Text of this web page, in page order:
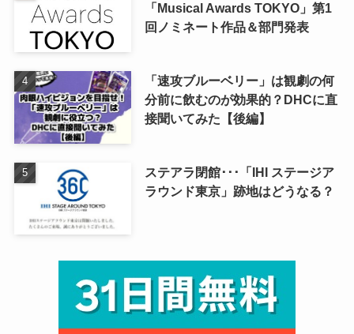
「Musical Awards TOKYO」第1
回ノミネート作品＆部門発表
「速攻ブルーベリー」は観劇の何
分前に飲むのが効果的？DHCに直
接聞いてみた【後編】
ステアラ閉館･･･「IHI ステージア
ラウンド東京」跡地はどうなる？